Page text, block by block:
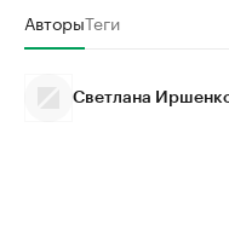
АвторыТеги
Светлана